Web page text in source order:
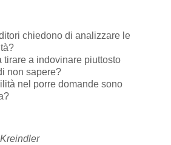
chiedono di analizzare le
tirare a indovinare piuttosto
non sapere?
nel porre domande sono